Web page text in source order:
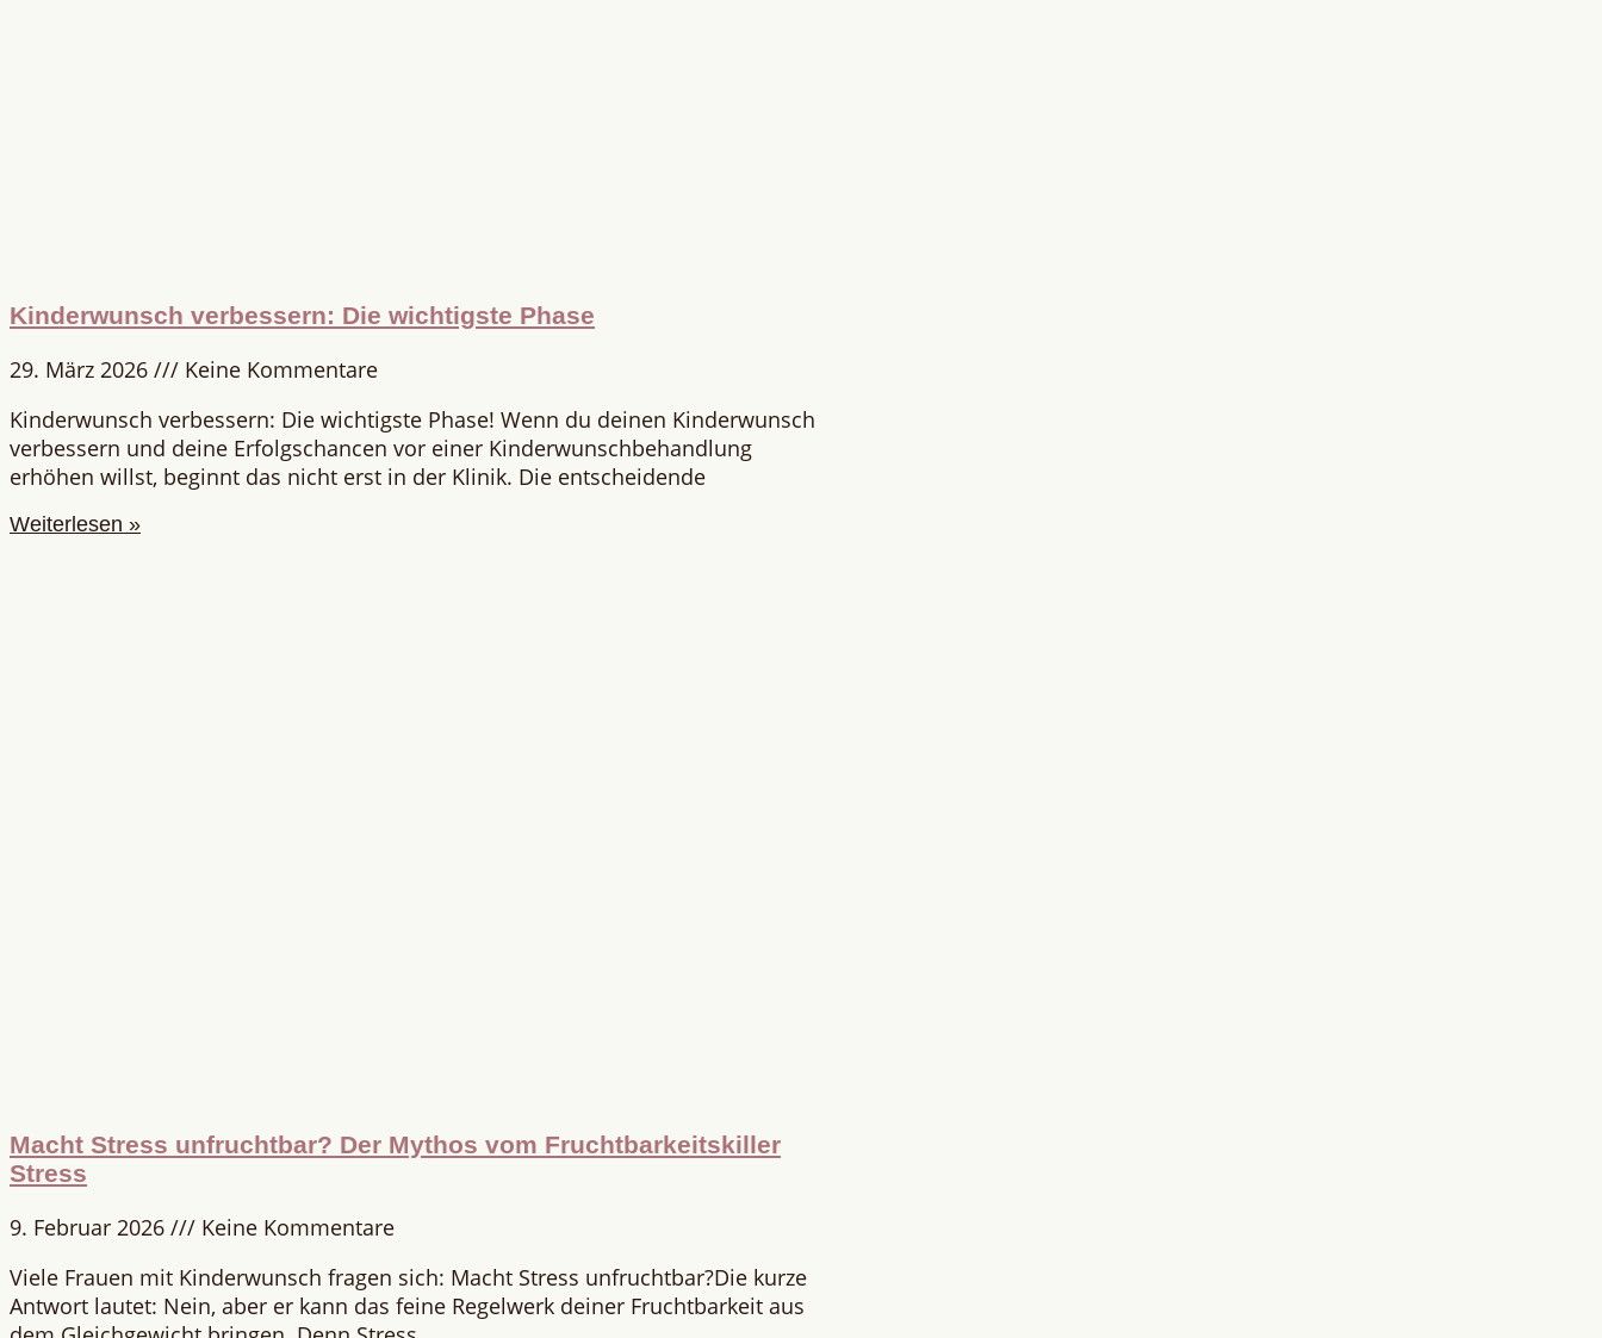
Kinderwunsch verbessern: Die wichtigste Phase
29. März 2026
Keine Kommentare
Kinderwunsch verbessern: Die wichtigste Phase! Wenn du deinen Kinderwunsch
verbessern und deine Erfolgschancen vor einer Kinderwunschbehandlung
erhöhen willst, beginnt das nicht erst in der Klinik. Die entscheidende
Weiterlesen »
Macht Stress unfruchtbar? Der Mythos vom Fruchtbarkeitskiller
Stress
9. Februar 2026
Keine Kommentare
Viele Frauen mit Kinderwunsch fragen sich: Macht Stress unfruchtbar?Die kurze
Antwort lautet: Nein, aber er kann das feine Regelwerk deiner Fruchtbarkeit aus